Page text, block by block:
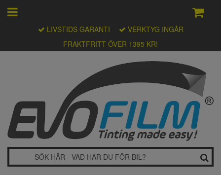
FRAKTFRITT ÖVER 1395 KR!
LIVSTIDS GARANTI VERKTYG INGÅR